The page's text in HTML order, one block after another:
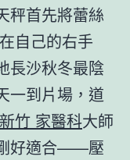
秤首先將蕾絲
在自己的右手
長沙秋冬最陰
一到片場，道
新竹 家醫科大師
好適合——壓